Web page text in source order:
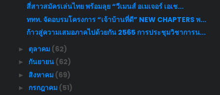
สี่สาวสมัครเล่นไทย พร้อมลุย “วีเมนส์ อเมเจอร์ เอเช...
ททท. จัดอบรมโครงการ “เจ้าบ้านที่ดี” NEW CHAPTERS พ...
ก้าวสู่ความเสมอภาคไปด้วยกัน 2565 การประชุมวิชาการน...
► ตุลาคม (62)
► กันยายน (62)
► สิงหาคม (69)
► กรกฎาคม (51)